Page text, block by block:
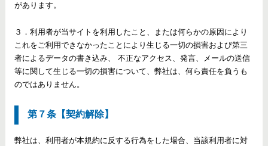
があります。
３．利用者が当サイトを利用したこと、または何らかの原因により
これをご利用できなかったことにより生じる一切の損害および第三
者によるデータの書き込み、 不正なアクセス、発言、メールの送信
等に関して生じる一切の損害について、弊社は、何ら責任を負うも
のではありません。
第７条【契約解除】
弊社は、利用者が本規約に反する行為をした場合、当該利用者に対